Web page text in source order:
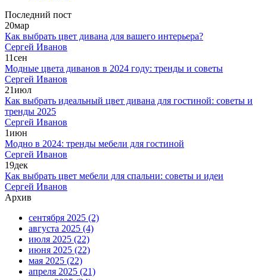
Последний пост
20мар
Как выбрать цвет дивана для вашего интерьера?
Сергей Иванов
11сен
Модные цвета диванов в 2024 году: тренды и советы
Сергей Иванов
21июл
Как выбрать идеальный цвет дивана для гостиной: советы и
тренды 2025
Сергей Иванов
1июн
Модно в 2024: тренды мебели для гостиной
Сергей Иванов
19дек
Как выбрать цвет мебели для спальни: советы и идеи
Сергей Иванов
Архив
сентября 2025 (2)
августа 2025 (4)
июля 2025 (22)
июня 2025 (22)
мая 2025 (22)
апреля 2025 (21)